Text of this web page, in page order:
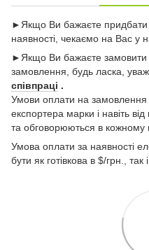
►Якщо Ви бажаєте придбати
наявності, чекаємо на Вас у
►Якщо Ви бажаєте замовити
замовлення, будь ласка,
співпраці .
Умови оплати на замовлення
експортера марки і навіть
та обговорюються в кожному
Умова оплати за наявності
бути як готівкова в $/грн., так